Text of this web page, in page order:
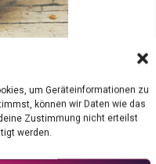
um Geräteinformationen zu
können wir Daten wie das
Zustimmung nicht erteilst
werden.
war
Ich